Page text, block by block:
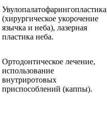
Увулопалатофарингопластика
(хирургическое укорочение
язычка и неба), лазерная
пластика неба.
Ортодонтическое лечение,
использование
внутриротовых
приспособлений (каппы).